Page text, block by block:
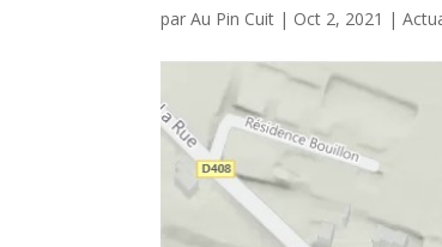
parAu Pin Cuit | Oct 2, 2021 |